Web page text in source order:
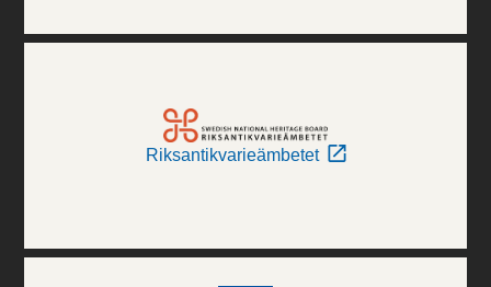
Riksantikvarieämbetet